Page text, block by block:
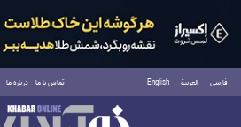
فارسی العربية English تماس با ما درباره ما
شنبه ۱۷ مرداد ۱۴۰۵